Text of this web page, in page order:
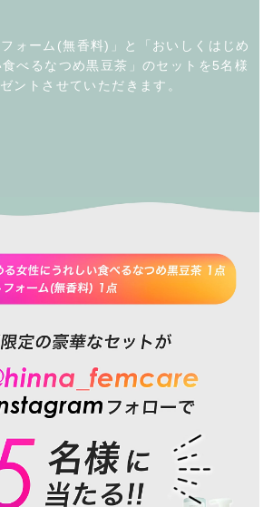
フォーム(無香料)」と「おいしくはじめ
べるなつめ黒豆茶」のセットを5名様
ントさせていただきます。